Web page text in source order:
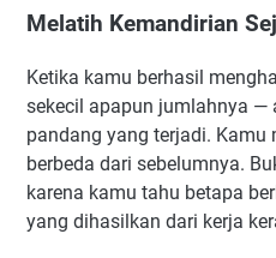
Melatih Kemandirian
Ketika kamu berhasil
sekecil apapun jumlahnya —
pandang yang terjadi. Kamu
berbeda dari sebelumnya.
karena kamu tahu betapa
yang dihasilkan dari kerja